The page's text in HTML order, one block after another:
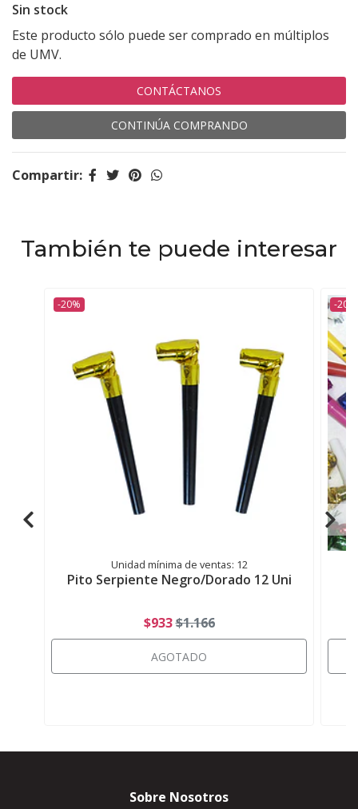
Sin stock
Este producto sólo puede ser comprado en múltiplos
de UMV.
CONTÁCTANOS
CONTINÚA COMPRANDO
Compartir:
También te puede interesar
-20%
Unidad mínima de ventas: 12
Pito Serpiente Negro/Dorado 12 Uni
$933$1.166
AGOTADO
-20%
Sobre Nosotros